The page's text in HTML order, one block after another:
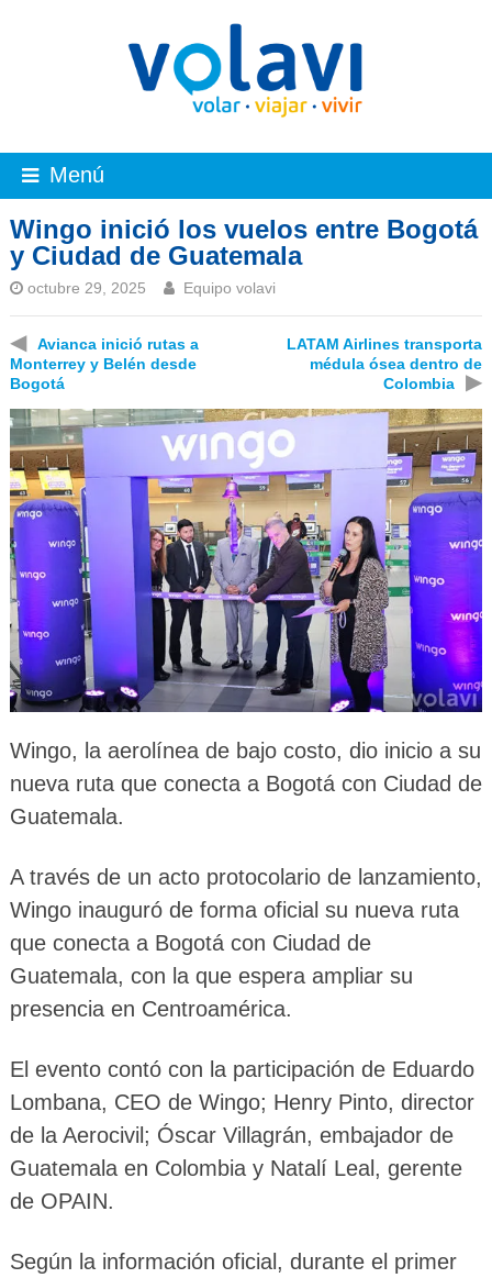
Menú
Wingo inició los vuelos entre Bogotá
y Ciudad de Guatemala
octubre 29, 2025 Equipo volavi
◀
Avianca inició rutas a
Monterrey y Belén desde
Bogotá
LATAM Airlines transporta
médula ósea dentro de
Colombia
▶
Wingo, la aerolínea de bajo costo, dio inicio a su
nueva ruta que conecta a Bogotá con Ciudad de
Guatemala.
A través de un acto protocolario de lanzamiento,
Wingo inauguró de forma oficial su nueva ruta
que conecta a Bogotá con Ciudad de
Guatemala, con la que espera ampliar su
presencia en Centroamérica.
El evento contó con la participación de Eduardo
Lombana, CEO de Wingo; Henry Pinto, director
de la Aerocivil; Óscar Villagrán, embajador de
Guatemala en Colombia y Natalí Leal, gerente
de OPAIN.
Según la información oficial, durante el primer